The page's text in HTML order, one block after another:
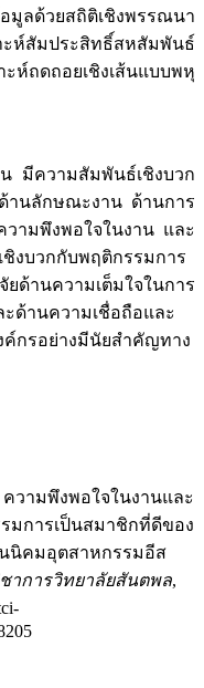
ด้วยสถิติเชิงพรรณนา
ะห์สัมประสิทธิ์สหสัมพันธ์
าะห์ถดถอยเชิงเส้นแบบพหุ
มีความสัมพันธ์เชิงบวก
านลักษณะงาน ด้านการ
ามพึงพอใจในงาน และ
งบวกกับพฤติกรรมการ
ด้านความเต็มใจในการ
ด้านความเชื่อถือและ
ค์กรอย่างมีนัยสำคัญทาง
ความพึงพอใจในงานและ
มการเป็นสมาชิกที่ดีของ
นิคมอุตสาหกรรมอีส
าการวิทยาลัยสันตพล,